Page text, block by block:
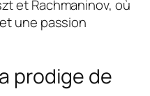
et Rachmaninov, où
une passion
prodige de